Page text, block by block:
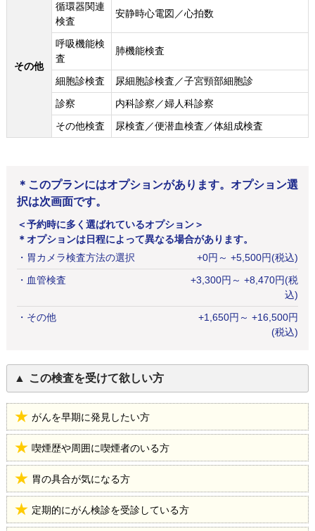
その他
循環器関連
検査
安静時心電図／心拍数
呼吸機能検
査
肺機能検査
細胞診検査
尿細胞診検査／子宮頸部細胞診
診察
内科診察／婦人科診察
その他検査
尿検査／便潜血検査／体組成検査
＊このプランにはオプションがあります。オプション選
択は次画面です。
＜予約時に多く選ばれているオプション＞
＊オプションは日程によって異なる場合があります。
・ 胃カメラ検査方法の選択 +0円 ～ +5,500円(税込)
・ 血管検査 +3,300円 ～ +8,470円(税
込)
・ その他 +1,650円 ～ +16,500円
(税込)
この検査を受けて欲しい方
がんを早期に発見したい方
喫煙歴や周囲に喫煙者のいる方
胃の具合が気になる方
定期的にがん検診を受診している方